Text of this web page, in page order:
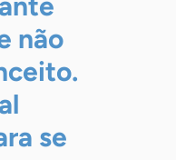
não
se